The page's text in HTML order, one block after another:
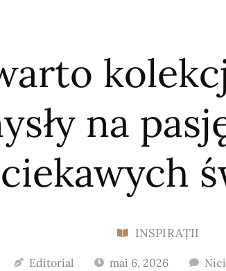
na
ciekawych
INSPIRAȚII
Editorial mai 6, 2026